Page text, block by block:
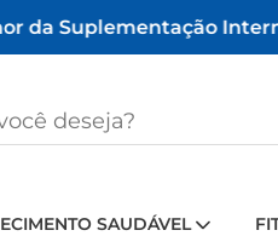
da Suplementação
SAUDÁVEL